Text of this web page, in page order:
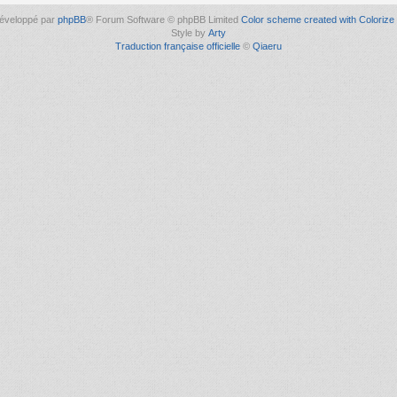
par phpBB® Forum Software © phpBB Limited Color scheme created with Colorize
Style by Arty
Traduction française officielle © Qiaeru